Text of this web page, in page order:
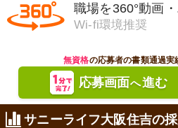
職場を360°動画
Wi-fi環境推奨
無資格の応募者の書類通過
応募画面へ進む
サニーライフ大阪住吉の